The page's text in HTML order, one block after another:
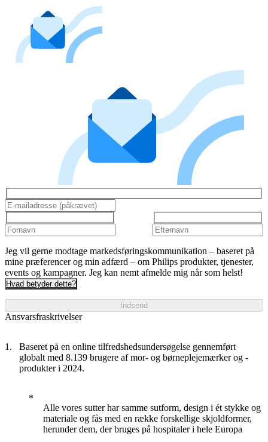
Jeg vil gerne modtage markedsføringskommunikation – baseret på
mine præferencer og min adfærd – om Philips produkter, tjenester,
events og kampagner. Jeg kan nemt afmelde mig når som helst!
Hvad betyder dette?
Indsend
Ansvarsfraskrivelser
Baseret på en online tilfredshedsundersøgelse gennemført
globalt med 8.139 brugere af mor- og børneplejemærker og -
produkter i 2024.
Alle vores sutter har samme sutform, design i ét stykke og
materiale og fås med en række forskellige skjoldformer,
herunder dem, der bruges på hospitaler i hele Europa